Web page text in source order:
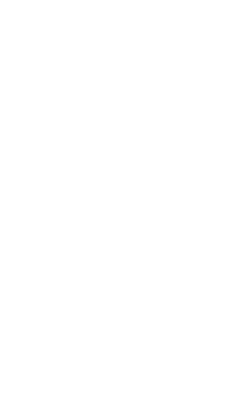
VERKAUFEN?
= schneller Verkauf